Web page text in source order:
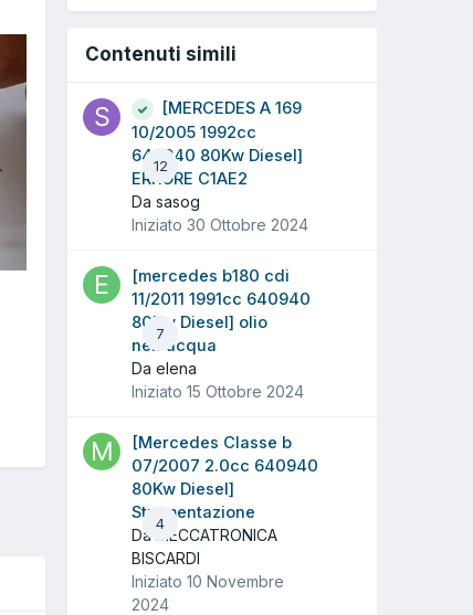
Contenuti simili
12
[MERCEDES A 169
10/2005 1992cc
640940 80Kw Diesel]
ERRORE C1AE2
Da sasog
Iniziato 30 Ottobre 2024
7
[mercedes b180 cdi
11/2011 1991cc 640940
80Kw Diesel] olio
nell'acqua
Da elena
Iniziato 15 Ottobre 2024
4
[Mercedes Classe b
07/2007 2.0cc 640940
80Kw Diesel]
Strumentazione
Da MECCATRONICA
BISCARDI
Iniziato 10 Novembre
2024